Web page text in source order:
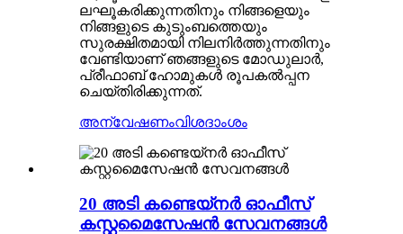
ലഘൂകരിക്കുന്നതിനും നിങ്ങളെയും
നിങ്ങളുടെ കുടുംബത്തെയും
സുരക്ഷിതമായി നിലനിർത്തുന്നതിനും
വേണ്ടിയാണ് ഞങ്ങളുടെ മോഡുലാർ,
പ്രീഫാബ് ഹോമുകൾ രൂപകൽപ്പന
ചെയ്തിരിക്കുന്നത്.
അന്വേഷണംവിശദാംശം
20 അടി കണ്ടെയ്നർ ഓഫീസ്
കസ്റ്റമൈസേഷൻ സേവനങ്ങൾ